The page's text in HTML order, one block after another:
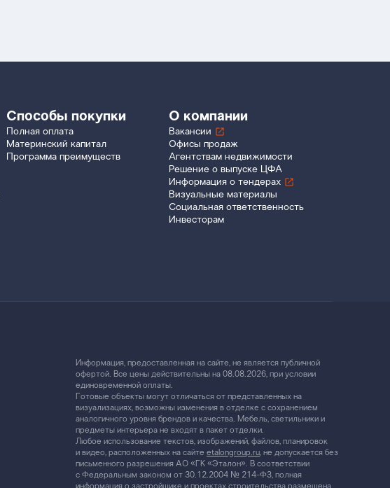
Способы покупки
Полная оплата
Материнский капитал
Программа преимуществ
О компании
Вакансии
Офисы продаж
Агентствам недвижимости
Решение о выпуске ЦФА
Информация о тендерах
Визуальные материалы
Социальная ответственность
Инвесторам
Информация, предоставленная на сайте, не является публичной
офертой. Все цены действительны на 08.08.2026, при условии
единовременной оплаты.
Готовые объекты могут отличаться от представленных на
визуализациях, возможны изменения в отделке с сохранением
аналогичного уровня брендов и качества. Мебель, светильники и
предметы интерьера не входят в пакет отделки.
Любое использование текстов, изображений, файлов, планировок
и видео, расположенных на сайте etalongroup.ru, не допускается без
письменного разрешения АО «ГК «Эталон». В соответствии
с Федеральным законом от 30.12.2004 № 214-ФЗ, полная